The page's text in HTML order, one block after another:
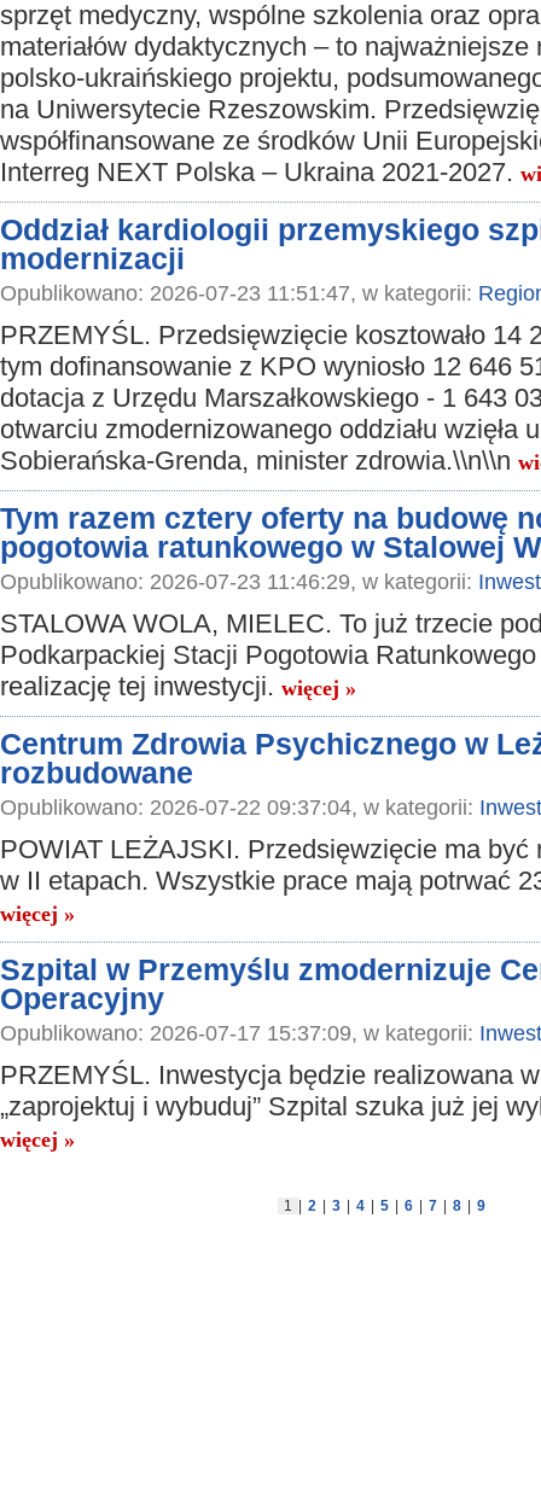
sprzęt medyczny, wspólne szkolenia oraz
materiałów dydaktycznych – to najważniejsze
polsko-ukraińskiego projektu,
na Uniwersytecie Rzeszowskim.
współfinansowane ze środków Unii
Interreg NEXT Polska – Ukraina 2021-2027.
Oddział kardiologii przemyskiego
modernizacji
Opublikowano: 2026-07-23 11:51:47, w kategorii:
PRZEMYŚL. Przedsięwzięcie kosztowało 14
tym dofinansowanie z KPO wyniosło 12 646
dotacja z Urzędu Marszałkowskiego - 1 643
otwarciu zmodernizowanego oddziału wzięła
Sobierańska-Grenda, minister zdrowia.\\n\\n
Tym razem cztery oferty na budowę
pogotowia ratunkowego w Stalowej
Opublikowano: 2026-07-23 11:46:29, w kategorii:
STALOWA WOLA, MIELEC. To już trzecie
Podkarpackiej Stacji Pogotowia
realizację tej inwestycji. więcej »
Centrum Zdrowia Psychicznego w
rozbudowane
Opublikowano: 2026-07-22 09:37:04, w kategorii:
POWIAT LEŻAJSKI. Przedsięwzięcie ma być
w II etapach. Wszystkie prace mają potrwać
więcej »
Szpital w Przemyślu zmodernizuje
Operacyjny
Opublikowano: 2026-07-17 15:37:09, w kategorii:
PRZEMYŚL. Inwestycja będzie realizowana
„zaprojektuj i wybuduj” Szpital szuka już jej
więcej »
1 2 3 4 5 6 7 8 9